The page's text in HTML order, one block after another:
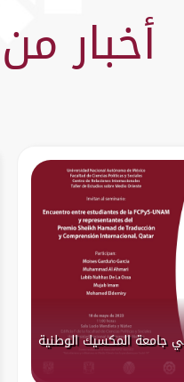
أخبار
جامعة المكسيك الوطنية